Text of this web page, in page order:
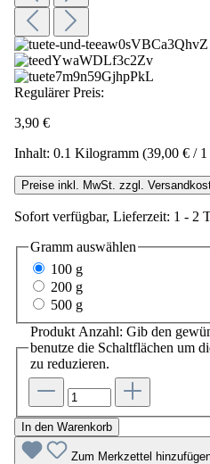
Regulärer Preis:
3,90 €
Inhalt: 0.1 Kilogramm (39,00 € /
Preise inkl. MwSt. zzgl.
Sofort verfügbar, Lieferzeit: 1 - 2
Gramm auswählen
100 g
200 g
500 g
Produkt Anzahl: Gib den
benutze die Schaltflächen um
zu reduzieren.
In den Warenkorb
Zum Merkzettel